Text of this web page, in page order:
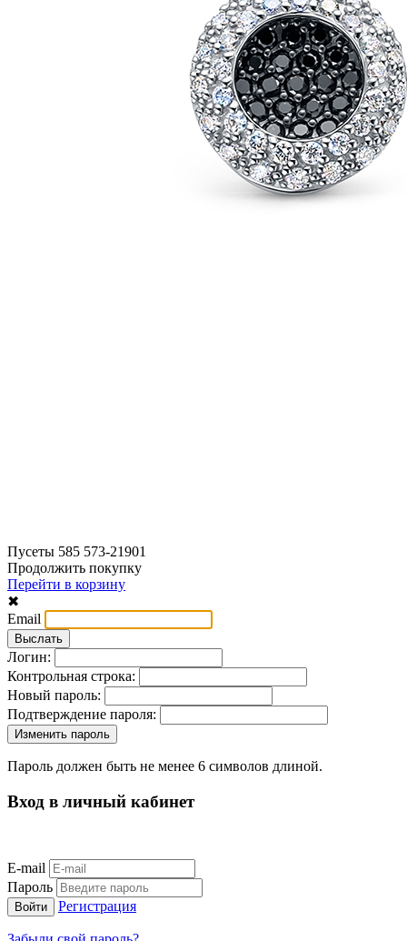
Пусеты 585 573-21901
Продолжить покупку
Перейти в корзину
✖
Email
Логин:
Контрольная строка:
Новый пароль:
Подтверждение пароля:
Пароль должен быть не менее 6 символов длиной.
Вход в личный кабинет
E-mail
Пароль
Регистрация